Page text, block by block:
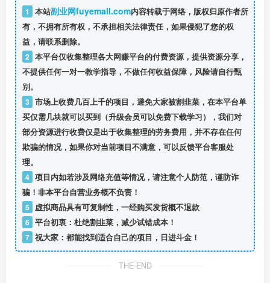
1 本站副业网fuyemall.com内容转载于网络，版权归原作者所
有，不拥有所有权，不承担相关法律责任，如果侵犯了您的权
益，请联系删除。
2 本平台仅收集整理各大网赚平台的付费资源，提供资源分享，
不提供任何一对一教学指导，不做任何收益保障，风险请自行甄
别。
3 市场上收费几百上千的项目，避免大家被割韭菜，在本平台单
买仅需几块就可以买到（升级会员可以免费下载学习），我们对
部分资源进行收费仅是出于收集整理的劳务费用，并不存在任何
欺骗的情况，如果你对当前项目不满意，可以反馈平台客服处
理。
4 项目内如若涉及网络充值等情况，请注意个人防范，谨防诈
骗！非本平台自营业务概不负责！
5
虚拟商品具有可复制性，一经购买发货概不退款
6 平台初衷：杜绝割韭菜，减少试错成本！
7 祝大家：都能找到适合自己的项目，日进斗金！
THE END